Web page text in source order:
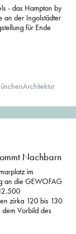
- das Hampton by
an der Ingolstädter
für Ende
Nachbarn
im
an die GEWOFAG
zirka 120 bis 130
Vorbild des